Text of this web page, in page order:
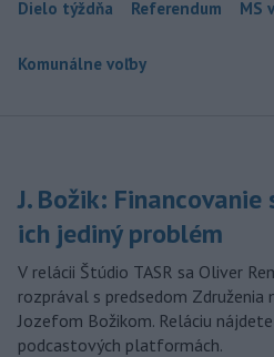
Dielo týždňa Referendum MS
Komunálne voľby
J. Božik:
ich jediný problém
V relácii Štúdio TASR sa Oliver
rozprával s predsedom Združenia
Jozefom Božikom. Reláciu
podcastových platformách.